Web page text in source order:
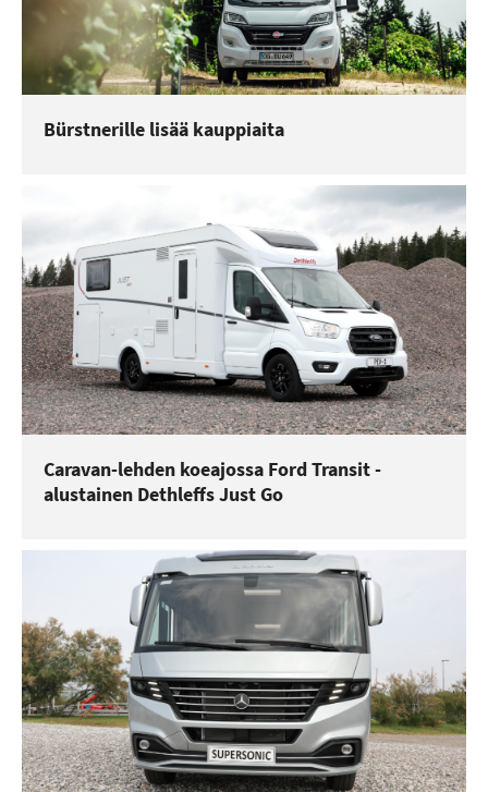
Bürstnerille lisää kauppiaita
Caravan-lehden koeajossa Ford Transit -
alustainen Dethleffs Just Go